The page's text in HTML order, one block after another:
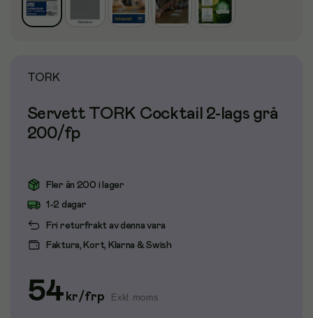
TORK
Servett TORK Cocktail 2-lags grå
200/fp
Fler än 200 i lager
Fri returfrakt av denna vara
1-2 dagar
Faktura, Kort, Klarna & Swish
54 kr/frp Exkl. moms